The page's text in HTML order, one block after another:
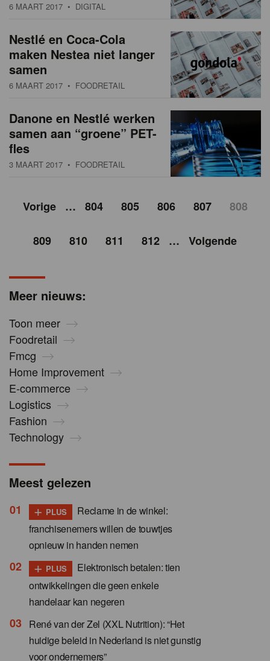
Meer nieuws:
Toon meer
Foodretail
Fmcg
Home Improvement
E-commerce
Logistics
Fashion
Technology
6 MAART 2017 • DIGITAL
Nestlé en Coca-Cola
maken Nestea niet langer
samen
6 MAART 2017 • FOODRETAIL
Danone en Nestlé werken
samen aan “groene” PET-
fles
3 MAART 2017 • FOODRETAIL
Vorige … 804 805 806 807 808
809 810 811 812 … Volgende
Meest gelezen
+ PLUS
Reclame in de winkel:
franchisenemers willen de touwtjes
opnieuw in handen nemen
+ PLUS
Elektronisch betalen: tien
ontwikkelingen die geen enkele
handelaar kan negeren
René van der Zel (XXL Nutrition): “Het
huidige beleid in Nederland is niet gunstig
voor ondernemers”